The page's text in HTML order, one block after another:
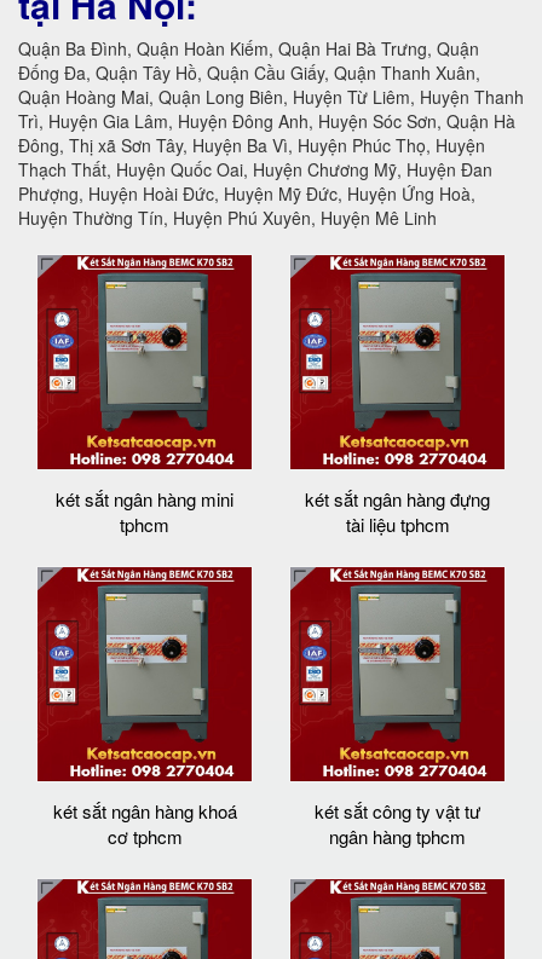
Quận Ba Đình, Quận Hoàn Kiếm, Quận Hai Bà Trưng, Quận
Đống Đa, Quận Tây Hồ, Quận Cầu Giấy, Quận Thanh Xuân,
Quận Hoàng Mai, Quận Long Biên, Huyện Từ Liêm, Huyện Thanh
Trì, Huyện Gia Lâm, Huyện Đông Anh, Huyện Sóc Sơn, Quận Hà
Đông, Thị xã Sơn Tây, Huyện Ba Vì, Huyện Phúc Thọ, Huyện
Thạch Thất, Huyện Quốc Oai, Huyện Chương Mỹ, Huyện Đan
Phượng, Huyện Hoài Đức, Huyện Mỹ Đức, Huyện Ứng Hoà,
Huyện Thường Tín, Huyện Phú Xuyên, Huyện Mê Linh
két sắt ngân hàng mini
tphcm
két sắt ngân hàng đựng
tài liệu tphcm
két sắt ngân hàng khoá
cơ tphcm
két sắt công ty vật tư
ngân hàng tphcm